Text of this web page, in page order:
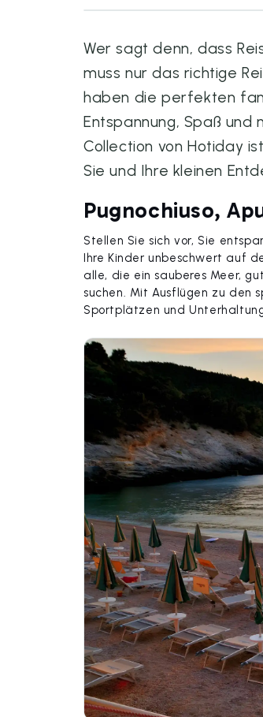
Wer sagt denn, dass
muss nur das richtige
haben die perfekten
Entspannung, Spaß und
Collection von Hotiday
Sie und Ihre kleinen
Pugnochiuso,
Stellen Sie sich vor, Sie
Ihre Kinder unbeschwert auf
alle, die ein sauberes Meer,
suchen. Mit Ausflügen zu den
Sportplätzen und